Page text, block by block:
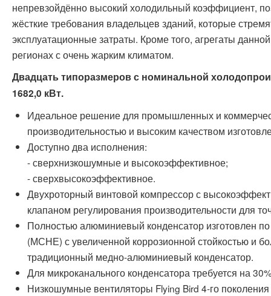
непревзойдённо высокий холодильный коэффициент,
жёсткие требования владельцев зданий, которые
эксплуатационные затраты. Кроме того, агрегаты
регионах с очень жарким климатом.
Двадцать типоразмеров с номинальной
1682,0 кВт.
Идеальное решение для промышленных и
производительностью и высоким качеством
Доступно два исполнения:
- сверхнизкошумные и высокоэффективное;
- сверхвысокоэффективное.
Двухроторный винтовой компрессор с
клапаном регулирования производительности для
Полностью алюминиевый конденсатор изготовлен
(МСНЕ) с увеличенной коррозионной стойкостью и
традиционный медно-алюминиевый конденсатор.
Для микроканального конденсатора требуется на
Низкошумные вентиляторы Flying Bird 4-го